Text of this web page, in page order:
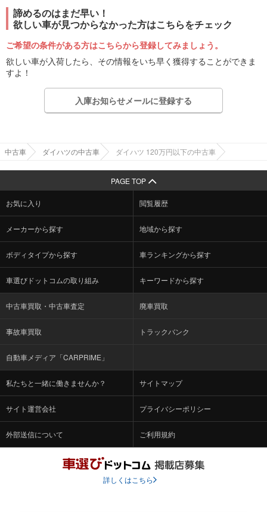
諦めるのはまだ早い！
欲しい車が見つからなかった方はこちらをチェック
ご希望の条件がある方はこちらから登録してみましょう。
欲しい車が入荷したら、その情報をいち早く獲得することができま
すよ！
入庫お知らせメールに登録する
中古車 ダイハツの中古車 ダイハツ 120万円以下の中古車
PAGE TOP
お気に入り 閲覧履歴
メーカーから探す 地域から探す
ボディタイプから探す 車ランキングから探す
車選びドットコムの取り組み キーワードから探す
中古車買取・中古車査定 廃車買取
事故車買取 トラックバンク
自動車メディア「CARPRIME」
私たちと一緒に働きませんか？ サイトマップ
サイト運営会社 プライバシーポリシー
外部送信について ご利用規約
詳しくはこちら